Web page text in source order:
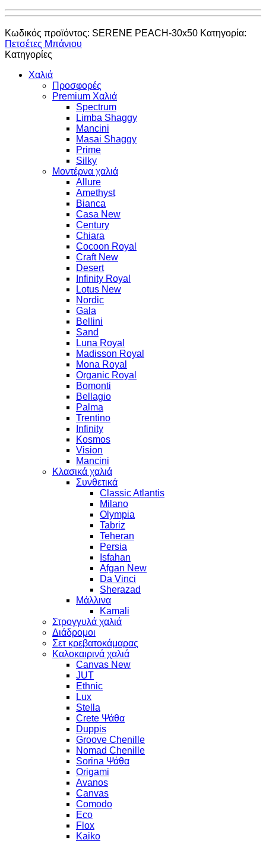
Κωδικός προϊόντος: SERENE PEACH-30x50 Κατηγορία:
Πετσέτες Μπάνιου
Κατηγορίες
Χαλιά
Προσφορές
Premium Χαλιά
Spectrum
Limba Shaggy
Mancini
Masai Shaggy
Prime
Silky
Μοντέρνα χαλιά
Allure
Amethyst
Bianca
Casa New
Century
Chiara
Cocoon Royal
Craft New
Desert
Infinity Royal
Lotus New
Nordic
Gala
Bellini
Sand
Luna Royal
Madisson Royal
Mona Royal
Organic Royal
Bomonti
Bellagio
Palma
Trentino
Infinity
Kosmos
Vision
Mancini
Κλασικά χαλιά
Συνθετικά
Classic Atlantis
Milano
Olympia
Tabriz
Teheran
Persia
Isfahan
Afgan New
Da Vinci
Sherazad
Μάλλινα
Kamali
Στρογγυλά χαλιά
Διάδρομοι
Σετ κρεβατοκάμαρας
Καλοκαιρινά χαλιά
Canvas New
JUT
Ethnic
Lux
Stella
Crete Ψάθα
Duppis
Groove Chenille
Nomad Chenille
Sorina Ψάθα
Origami
Avanos
Canvas
Comodo
Eco
Flox
Kaiko